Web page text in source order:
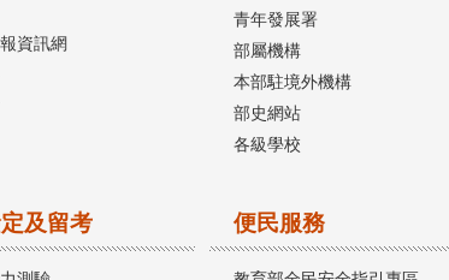
資訊網
青年發展署
部屬機構
本部駐境外機構
部史網站
各級學校
及留考 便民服務